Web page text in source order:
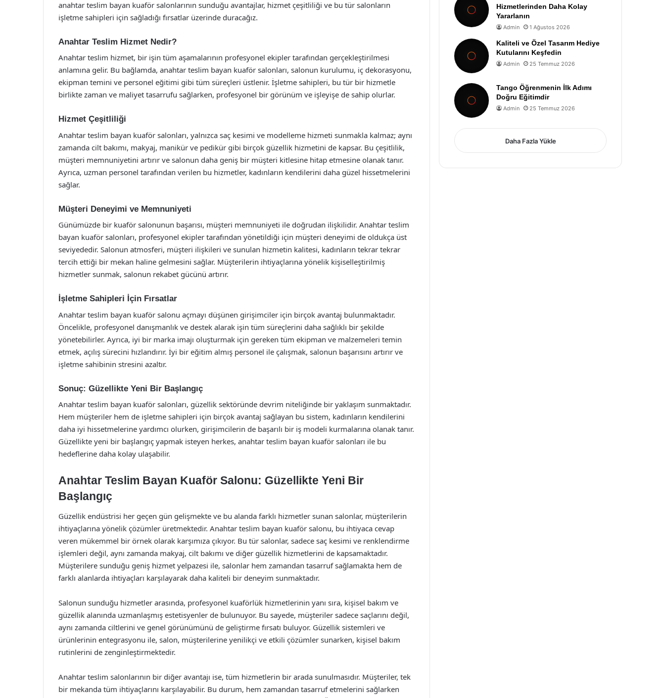
anahtar teslim bayan kuaför salonlarının sunduğu avantajlar, hizmet çeşitliliği ve bu tür salonların
işletme sahipleri için sağladığı fırsatlar üzerinde duracağız.
Anahtar Teslim Hizmet Nedir?
Anahtar teslim hizmet, bir işin tüm aşamalarının profesyonel ekipler tarafından gerçekleştirilmesi
anlamına gelir. Bu bağlamda, anahtar teslim bayan kuaför salonları, salonun kurulumu, iç dekorasyonu,
ekipman temini ve personel eğitimi gibi tüm süreçleri üstlenir. İşletme sahipleri, bu tür bir hizmetle
birlikte zaman ve maliyet tasarrufu sağlarken, profesyonel bir görünüm ve işleyişe de sahip olurlar.
Hizmet Çeşitliliği
Anahtar teslim bayan kuaför salonları, yalnızca saç kesimi ve modelleme hizmeti sunmakla kalmaz; aynı
zamanda cilt bakımı, makyaj, manikür ve pedikür gibi birçok güzellik hizmetini de kapsar. Bu çeşitlilik,
müşteri memnuniyetini artırır ve salonun daha geniş bir müşteri kitlesine hitap etmesine olanak tanır.
Ayrıca, uzman personel tarafından verilen bu hizmetler, kadınların kendilerini daha güzel hissetmelerini
sağlar.
Müşteri Deneyimi ve Memnuniyeti
Günümüzde bir kuaför salonunun başarısı, müşteri memnuniyeti ile doğrudan ilişkilidir. Anahtar teslim
bayan kuaför salonları, profesyonel ekipler tarafından yönetildiği için müşteri deneyimi de oldukça üst
seviyededir. Salonun atmosferi, müşteri ilişkileri ve sunulan hizmetin kalitesi, kadınların tekrar tekrar
tercih ettiği bir mekan haline gelmesini sağlar. Müşterilerin ihtiyaçlarına yönelik kişiselleştirilmiş
hizmetler sunmak, salonun rekabet gücünü artırır.
İşletme Sahipleri İçin Fırsatlar
Anahtar teslim bayan kuaför salonu açmayı düşünen girişimciler için birçok avantaj bulunmaktadır.
Öncelikle, profesyonel danışmanlık ve destek alarak işin tüm süreçlerini daha sağlıklı bir şekilde
yönetebilirler. Ayrıca, iyi bir marka imajı oluşturmak için gereken tüm ekipman ve malzemeleri temin
etmek, açılış sürecini hızlandırır. İyi bir eğitim almış personel ile çalışmak, salonun başarısını artırır ve
işletme sahibinin stresini azaltır.
Sonuç: Güzellikte Yeni Bir Başlangıç
Anahtar teslim bayan kuaför salonları, güzellik sektöründe devrim niteliğinde bir yaklaşım sunmaktadır.
Hem müşteriler hem de işletme sahipleri için birçok avantaj sağlayan bu sistem, kadınların kendilerini
daha iyi hissetmelerine yardımcı olurken, girişimcilerin de başarılı bir iş modeli kurmalarına olanak tanır.
Güzellikte yeni bir başlangıç yapmak isteyen herkes, anahtar teslim bayan kuaför salonları ile bu
hedeflerine daha kolay ulaşabilir.
Anahtar Teslim Bayan Kuaför Salonu: Güzellikte Yeni Bir
Başlangıç
Güzellik endüstrisi her geçen gün gelişmekte ve bu alanda farklı hizmetler sunan salonlar, müşterilerin
ihtiyaçlarına yönelik çözümler üretmektedir. Anahtar teslim bayan kuaför salonu, bu ihtiyaca cevap
veren mükemmel bir örnek olarak karşımıza çıkıyor. Bu tür salonlar, sadece saç kesimi ve renklendirme
işlemleri değil, aynı zamanda makyaj, cilt bakımı ve diğer güzellik hizmetlerini de kapsamaktadır.
Müşterilere sunduğu geniş hizmet yelpazesi ile, salonlar hem zamandan tasarruf sağlamakta hem de
farklı alanlarda ihtiyaçları karşılayarak daha kaliteli bir deneyim sunmaktadır.
Salonun sunduğu hizmetler arasında, profesyonel kuaförlük hizmetlerinin yanı sıra, kişisel bakım ve
güzellik alanında uzmanlaşmış estetisyenler de bulunuyor. Bu sayede, müşteriler sadece saçlarını değil,
aynı zamanda ciltlerini ve genel görünümünü de geliştirme fırsatı buluyor. Güzellik sistemleri ve
ürünlerinin entegrasyonu ile, salon, müşterilerine yenilikçi ve etkili çözümler sunarken, kişisel bakım
rutinlerini de zenginleştirmektedir.
Anahtar teslim salonlarının bir diğer avantajı ise, tüm hizmetlerin bir arada sunulmasıdır. Müşteriler, tek
bir mekanda tüm ihtiyaçlarını karşılayabilir. Bu durum, hem zamandan tasarruf etmelerini sağlarken
Hizmetlerinden Daha Kolay
Yararlanın
Admin 1 Ağustos 2026
Kaliteli ve Özel Tasarım Hediye
Kutularını Keşfedin
Admin 25 Temmuz 2026
Tango Öğrenmenin İlk Adımı
Doğru Eğitimdir
Admin 25 Temmuz 2026
Daha Fazla Yükle